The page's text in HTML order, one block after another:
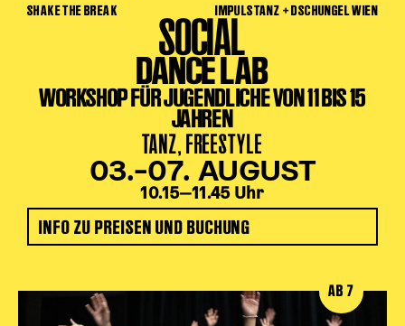
SHAKE THE BREAK IMPULSTANZ + DSCHUNGEL WIEN
SOCIAL
DANCE LAB
WORKSHOP FÜR JUGENDLICHE VON 11 BIS 15
JAHREN
TANZ, FREESTYLE
03.–07. AUGUST
10.15‒11.45 Uhr
INFO ZU PREISEN UND BUCHUNG
AB 7